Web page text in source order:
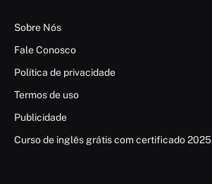
Sobre Nós
Fale Conosco
Política de privacidade
Termos de uso
Publicidade
Curso de inglês grátis com certificado 2025